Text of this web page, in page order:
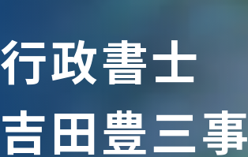
行政書士
吉田豊三